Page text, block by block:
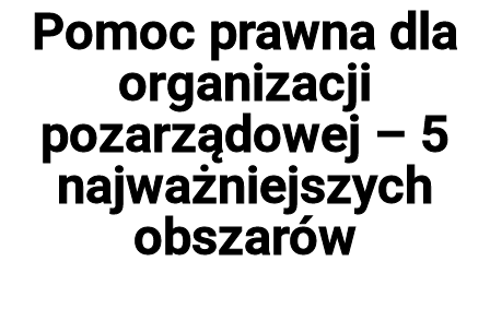
Pomoc prawna dla
organizacji
pozarządowej – 5
najważniejszych
obszarów